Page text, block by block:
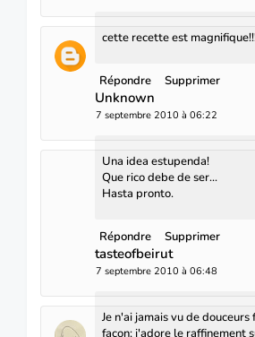
cette recette est
Répondre Supprimer
Unknown
7 septembre 2010 à 06:22
Una idea estupenda!
Que rico debe de ser...
Hasta pronto.
Répondre Supprimer
tasteofbeirut
7 septembre 2010 à 06:48
Je n'ai jamais vu de
façon; j'adore le raffinement